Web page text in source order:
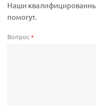
Наши
помогут.
Вопрос*